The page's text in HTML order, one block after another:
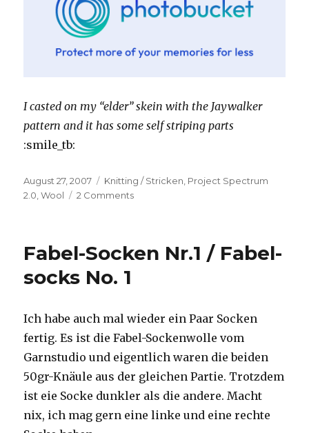
I casted on my “elder” skein with the Jaywalker
pattern and it has some self striping parts
:smile_tb:
Posted
on
August 27, 2007 Categories
Knitting / Stricken, Project Spectrum
2.0,Wool 2 Commentson
Fabel-Socken Nr.1 / Fabel-
socks No. 1
Ich habe auch mal wieder ein Paar Socken
fertig. Es ist die Fabel-Sockenwolle vom
Garnstudio und eigentlich waren die beiden
50gr-Knäule aus der gleichen Partie. Trotzdem
ist eie Socke dunkler als die andere. Macht
nix, ich mag gern eine linke und eine rechte